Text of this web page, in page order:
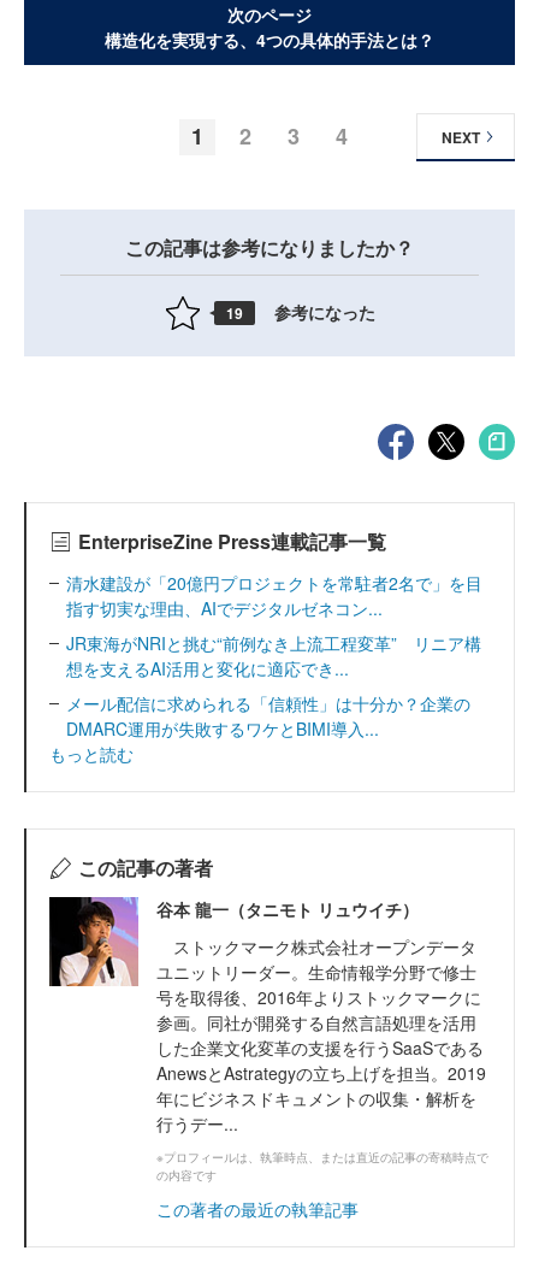
次のページ
構造化を実現する、4つの具体的手法とは？
1 2 3 4 NEXT
この記事は参考になりましたか？
19 参考になった
EnterpriseZine Press連載記事一覧
清水建設が「20億円プロジェクトを常駐者2名で」を目
指す切実な理由、AIでデジタルゼネコン...
JR東海がNRIと挑む“前例なき上流工程変革” リニア構
想を支えるAI活用と変化に適応でき...
メール配信に求められる「信頼性」は十分か？企業の
DMARC運用が失敗するワケとBIMI導入...
もっと読む
この記事の著者
谷本 龍一（タニモト リュウイチ）
ストックマーク株式会社オープンデータ
ユニットリーダー。生命情報学分野で修士
号を取得後、2016年よりストックマークに
参画。同社が開発する自然言語処理を活用
した企業文化変革の支援を行うSaaSである
AnewsとAstrategyの立ち上げを担当。2019
年にビジネスドキュメントの収集・解析を
行うデー...
※プロフィールは、執筆時点、または直近の記事の寄稿時点で
の内容です
この著者の最近の執筆記事